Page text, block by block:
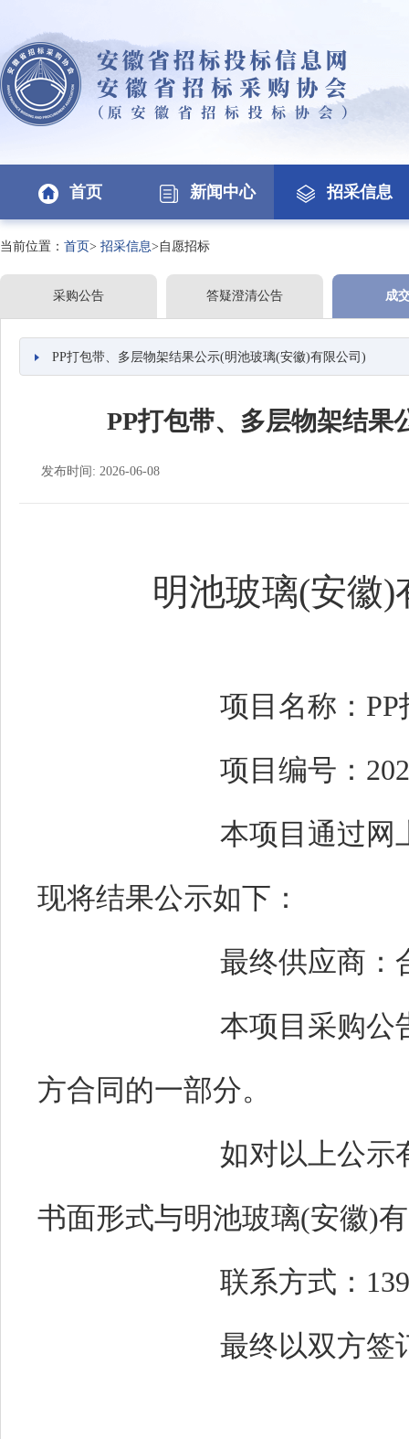
首页 新闻中心 招采信息
当前位置： 首页> 招采信息>自愿招标
采购公告 答疑澄清公告 成
PP打包带、多层物架结果公示(明池玻璃(安徽)有限公司)
PP打包带、多层物架结果
发布时间: 2026-06-08
明池玻璃(安徽
项目名称：
项目编号：
本项目通过网
现将结果公示如下：
最终供应商：
本项目采购公
方合同的一部分。
如对以上公示
书面形式与明池玻璃(安徽)
联系方式：
最终以双方签